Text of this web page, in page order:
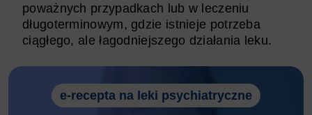
poważnych przypadkach lub w leczeniu
długoterminowym, gdzie istnieje potrzeba
ciągłego, ale łagodniejszego działania leku.
e-recepta na leki psychiatryczne